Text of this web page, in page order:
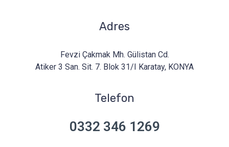
Adres
Fevzi Çakmak Mh. Gülistan Cd.
Atiker 3 San. Sit. 7. Blok 31/I Karatay, KONYA
Telefon
0332 346 1269